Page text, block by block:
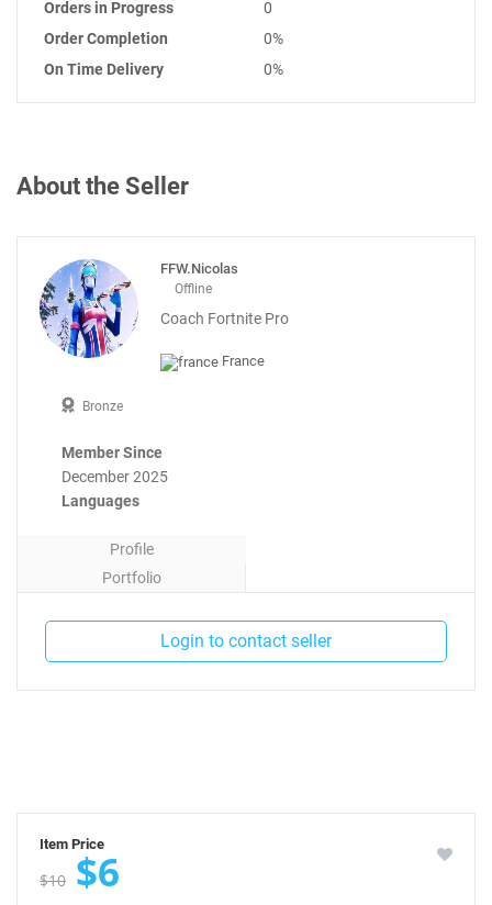
Orders in Progress
0
Order Completion
0%
On Time Delivery
0%
About the Seller
FFW.Nicolas
Offline
Coach Fortnite Pro
France
Bronze
Member Since
December 2025
Languages
Profile
Portfolio
Login to contact seller
Item Price
$10 $6